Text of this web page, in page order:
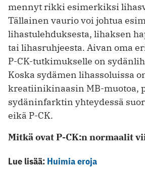
mennyt rikki esimerkiksi
Tällainen vaurio voi johtua
lihastulehduksesta, lihaksen
tai lihasruhjeesta. Aivan oma
P-CK-tutkimukselle on
Koska sydämen lihassoluissa
kreatiinikinaasin MB-muotoa,
sydäninfarktin yhteydessä
eikä P-CK.
Mitkä ovat P-CK:n normaalit
Lue lisää: Huimia eroja